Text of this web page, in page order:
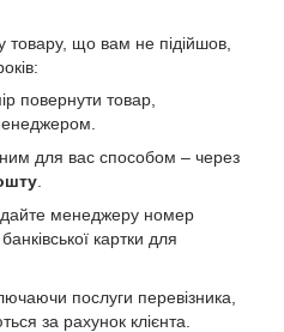
що вам не підійшов,
повернути товар,
для вас способом – через
менеджеру номер
картки для
послуги перевізника,
за рахунок клієнта.